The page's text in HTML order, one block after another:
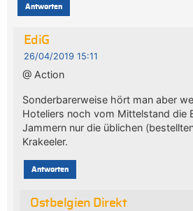
Antworten
EdiG
26/04/2019 15:11
@ Action
Sonderbarerweise hört man aber
Hoteliers noch vom Mittelstand die
Jammern nur die üblichen
Krakeeler.
Antworten
Ostbelgien Direkt